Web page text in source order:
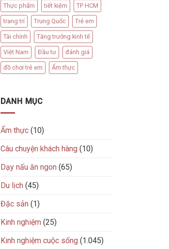
Thực phẩm tiết kiệm TP HCM
trang trí Trung Quốc Trẻ em
Tài chính Tăng trưởng kinh tế
Việt Nam Đầu tư đánh giá
đồ chơi trẻ em Ẩm thực
DANH MỤC
Ẩm thực(10)
Câu chuyện khách hàng (10)
Dạy nấu ăn ngon (65)
Du lịch (45)
Đặc sản (1)
Kinh nghiệm (25)
Kinh nghiệm cuộc sống (1.045)